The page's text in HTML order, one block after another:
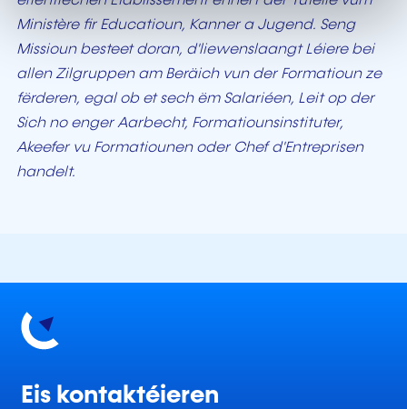
Ministère fir Educatioun, Kanner a Jugend. Seng
Missioun besteet doran, d'liewenslaangt Léiere bei
allen Zilgruppen am Beräich vun der Formatioun ze
fërderen, egal ob et sech ëm Salariéen, Leit op der
Sich no enger Aarbecht, Formatiounsinstituter,
Akeefer vu Formatiounen oder Chef d'Entreprisen
handelt.
Eis kontaktéieren